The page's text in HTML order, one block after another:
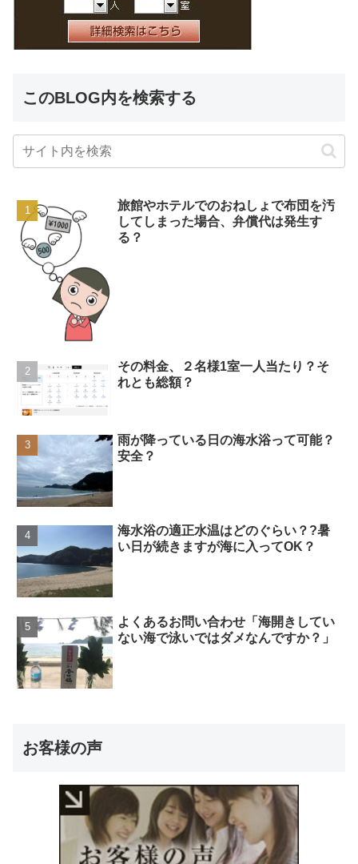
このBLOG内を検索する
旅館やホテルでのおねしょで布団を汚
してしまった場合、弁償代は発生す
る？
その料金、２名様1室一人当たり？そ
れとも総額？
雨が降っている日の海水浴って可能？
安全？
海水浴の適正水温はどのぐらい？?暑
い日が続きますが海に入ってOK？
よくあるお問い合わせ「海開きしてい
ない海で泳いではダメなんですか？」
お客様の声